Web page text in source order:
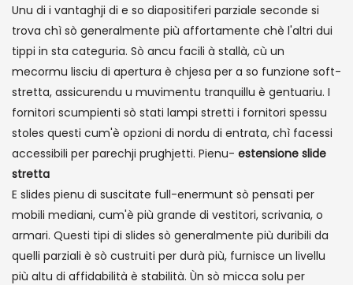
Unu di i vantaghji di e so diapositiferi parziale seconde si
trova chì sò generalmente più affortamente chè l'altri dui
tippi in sta categuria. Sò ancu facili à stallà, cù un
mecormu lisciu di apertura è chjesa per a so funzione soft-
stretta, assicurendu u muvimentu tranquillu è gentuariu. I
fornitori scumpienti sò stati lampi stretti i fornitori spessu
stoles questi cum'è opzioni di nordu di entrata, chì facessi
accessibili per parechji prughjetti. Pienu- estensione slide
stretta
E slides pienu di suscitate full-enermunt sò pensati per
mobili mediani, cum'è più grande di vestitori, scrivania, o
armari. Questi tipi di slides sò generalmente più duribili da
quelli parziali è sò custruiti per durà più, furnisce un livellu
più altu di affidabilità è stabilità. Ùn sò micca solu per